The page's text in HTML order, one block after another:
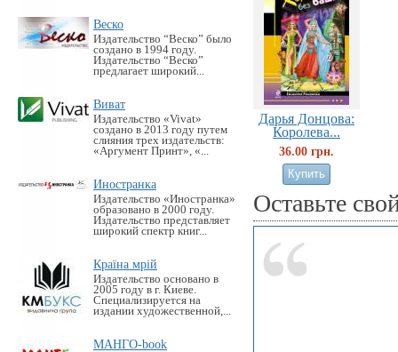
Веско
Издательство “Веско” было
создано в 1994 году.
Издательство “Веско”
предлагает широкий...
Виват
Издательство «Vivat»
создано в 2013 году путем
слияния трех издательств:
«Аргумент Принт», «...
Иностранка
Издательство «Иностранка»
образовано в 2000 году.
Издательство представляет
широкий спектр книг...
Країна мрій
Издательство основано в
2005 году в г. Киеве.
Специализируется на
издании художественной,...
МАНГО-book
Дарья Донцова:
Королева...
36.00 грн.
Оставьте